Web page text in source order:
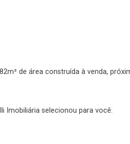
de área construída à venda,
Imobiliária selecionou para você:
2026